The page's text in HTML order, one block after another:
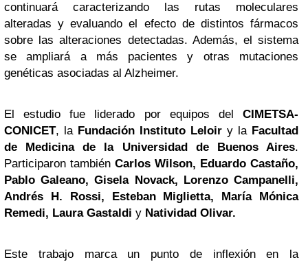
continuará caracterizando las rutas moleculares
alteradas y evaluando el efecto de distintos fármacos
sobre las alteraciones detectadas. Además, el sistema
se ampliará a más pacientes y otras mutaciones
genéticas asociadas al Alzheimer.
El estudio fue liderado por equipos del CIMETSA-
CONICET, la Fundación Instituto Leloir y la Facultad
de Medicina de la Universidad de Buenos Aires.
Participaron también Carlos Wilson, Eduardo Castaño,
Pablo Galeano, Gisela Novack, Lorenzo Campanelli,
Andrés H. Rossi, Esteban Miglietta, María Mónica
Remedi, Laura Gastaldi y Natividad Olivar.
Este trabajo marca un punto de inflexión en la